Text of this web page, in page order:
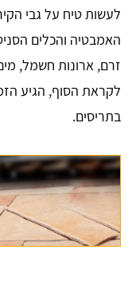
לעשות טיח על גבי
האמבטיה והכלים
זרם, ארונות חשמל,
לקראת הסוף, הגיע
בתריסים.